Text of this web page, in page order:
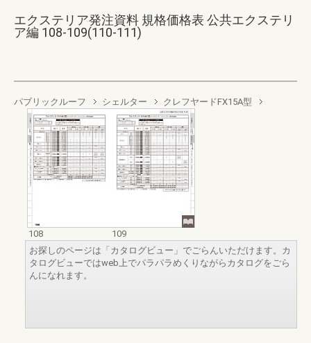
エクステリア発注資料 規格価格表 公共エクステリ
ア編 108-109(110-111)
パブリックルーフ シェルター クレフヤードFX15A型
108
109
お探しのページは「カタログビュー」でごらんいただけます。カ
タログビューではweb上でパラパラめくりながらカタログをごら
んになれます。